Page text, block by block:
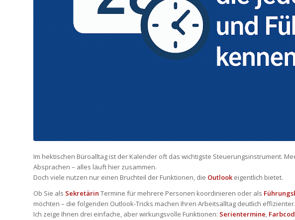
Im hektischen Büroalltag ist der Kalender oft das wichtigste Steuerungsinstrument.
Absprachen – alles läuft hier zusammen.
Doch viele nutzen nur einen Bruchteil der Funktionen, die Outlook eigentlich bietet.
Ob Sie als Sekretärin Termine für mehrere Personen koordinieren oder als
möchten – die folgenden Outlook-Tricks machen Ihren Arbeitsalltag deutlich effizienter.
Ich zeige Ihnen drei einfache, aber wirkungsvolle Funktionen: Serientermine,